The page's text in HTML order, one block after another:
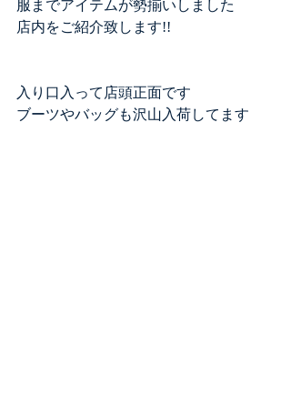
服までアイテムが勢揃いしました
店内をご紹介致します!!
入り口入って店頭正面です
ブーツやバッグも沢山入荷してます